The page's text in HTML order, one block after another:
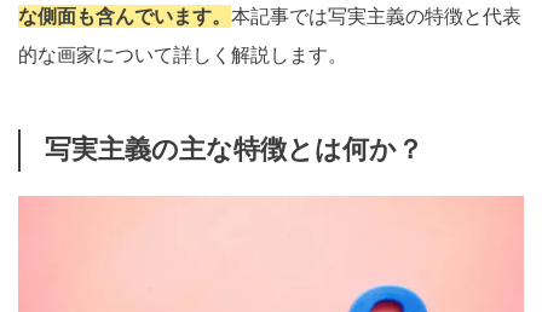
な側面も含んでいます。 本記事では写実主義の特徴と代表
的な画家について詳しく解説します。
写実主義の主な特徴とは何か？